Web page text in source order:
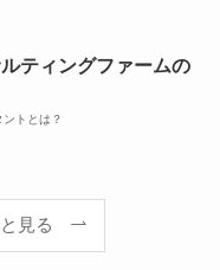
ティングファームの
トとは？
見る